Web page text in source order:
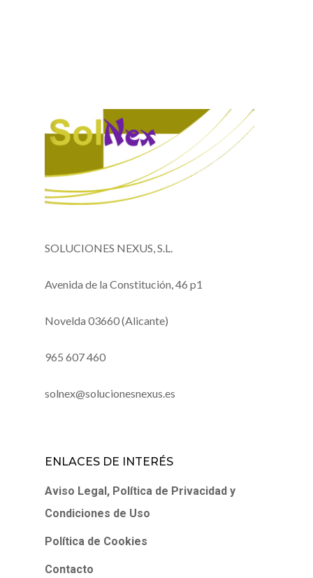
SOLUCIONES NEXUS, S.L.
Avenida de la Constitución, 46 p1
Novelda 03660 (Alicante)
965 607 460
solnex@solucionesnexus.es
ENLACES DE INTERÉS
Aviso Legal, Política de Privacidad y
Condiciones de Uso
Política de Cookies
Contacto